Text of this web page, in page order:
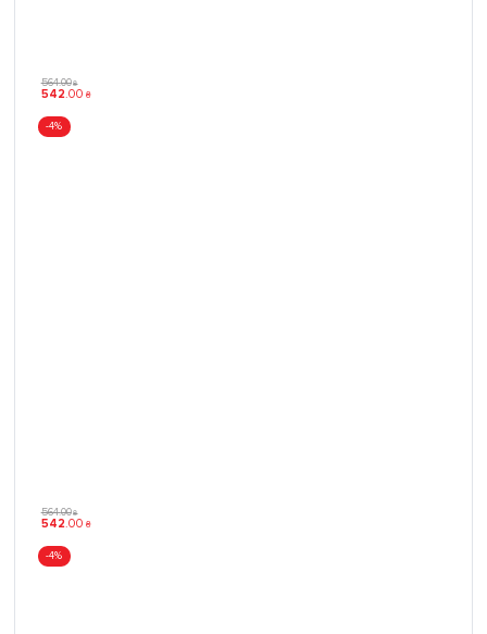
564.00 ₴
542.00 ₴
-4%
564.00 ₴
542.00 ₴
-4%